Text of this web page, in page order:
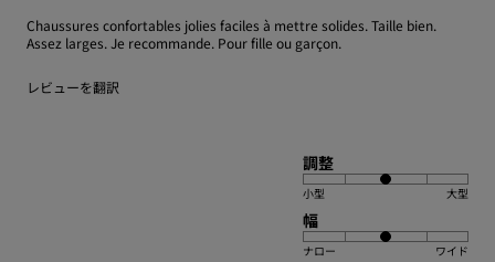
Chaussures confortables jolies faciles à mettre solides. Taille bien.
Assez larges. Je recommande. Pour fille ou garçon.
レビューを翻訳
調整
小型 大型
幅
ナロー ワイド